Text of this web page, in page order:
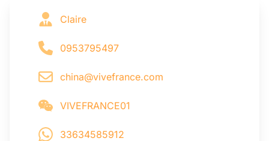
Claire
0953795497
china@vivefrance.com
VIVEFRANCE01
33634585912